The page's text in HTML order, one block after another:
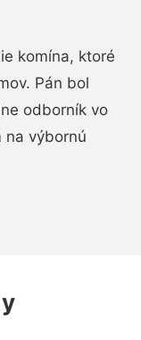
komína, ktoré
Pán bol
odborník vo
na výbornú